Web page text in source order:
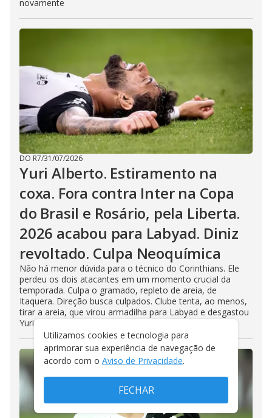
novamente
DO R7/31/07/2026
Yuri Alberto. Estiramento na
coxa. Fora contra Inter na Copa
do Brasil e Rosário, pela Liberta.
2026 acabou para Labyad. Diniz
revoltado. Culpa Neoquímica
Não há menor dúvida para o técnico do Corinthians. Ele
perdeu os dois atacantes em um momento crucial da
temporada. Culpa o gramado, repleto de areia, de
Itaquera. Direção busca culpados. Clube tenta, ao menos,
tirar a areia, que virou armadilha para Labyad e desgastou
Yuri Alberto
Utilizamos cookies e tecnologia para
aprimorar sua experiência de navegação de
acordo com o Aviso de Privacidade.
FECHAR